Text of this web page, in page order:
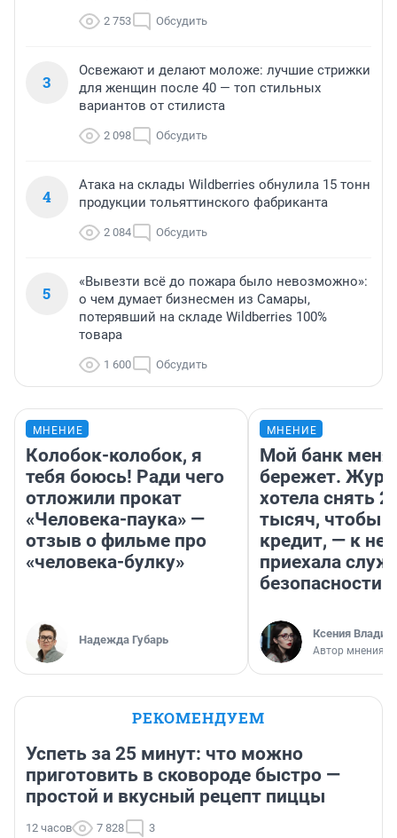
2 753 Обсудить
3
Освежают и делают моложе: лучшие стрижки
для женщин после 40 — топ стильных
вариантов от стилиста
2 098 Обсудить
4
Атака на склады Wildberries обнулила 15 тонн
продукции тольяттинского фабриканта
2 084 Обсудить
5
«Вывезти всё до пожара было невозможно»:
о чем думает бизнесмен из Самары,
потерявший на складе Wildberries 100%
товара
1 600 Обсудить
МНЕНИЕ
Колобок-колобок, я
тебя боюсь! Ради чего
отложили прокат
«Человека-паука» —
отзыв о фильме про
«человека-булку»
Надежда Губарь
МНЕНИЕ
Мой банк меня
бережет.
хотела снять
тысяч, чтобы
кредит, — к
приехала
безопасности
Ксения
Автор мнения
РЕКОМЕНДУЕМ
Успеть за 25 минут: что можно
приготовить в сковороде быстро —
простой и вкусный рецепт пиццы
12 часов 7 828 3